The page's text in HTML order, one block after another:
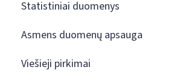
Statistiniai duomenys
Asmens duomenų apsauga
Viešieji pirkimai